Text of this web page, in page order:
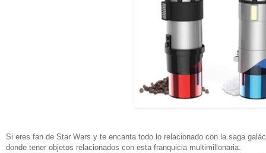
Si eres fan de Star Wars y te encanta todo lo relacionado con la saga
donde tener objetos relacionados con esta franquicia multimillonaria.